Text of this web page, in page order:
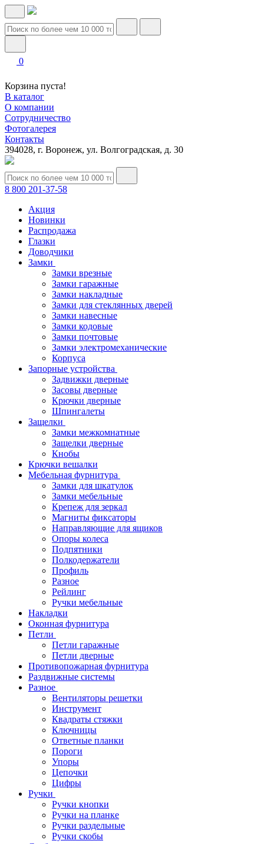
0
Корзина пуста!
В каталог
О компании
Сотрудничество
Фотогалерея
Контакты
394028, г. Воронеж, ул. Волгоградская, д. 30
8 800 201-37-58
Акция
Новинки
Распродажа
Глазки
Доводчики
Замки
Замки врезные
Замки гаражные
Замки накладные
Замки для стеклянных дверей
Замки навесные
Замки кодовые
Замки почтовые
Замки электромеханические
Корпуса
Запорные устройства
Задвижки дверные
Засовы дверные
Крючки дверные
Шпингалеты
Защелки
Замки межкомнатные
Защелки дверные
Кнобы
Крючки вешалки
Мебельная фурнитура
Замки для шкатулок
Замки мебельные
Крепеж для зеркал
Магниты фиксаторы
Направляющие для ящиков
Опоры колеса
Подпятники
Полкодержатели
Профиль
Разное
Рейлинг
Ручки мебельные
Накладки
Оконная фурнитура
Петли
Петли гаражные
Петли дверные
Противопожарная фурнитура
Раздвижные системы
Разное
Вентиляторы решетки
Инструмент
Квадраты стяжки
Ключницы
Ответные планки
Пороги
Упоры
Цепочки
Цифры
Ручки
Ручки кнопки
Ручки на планке
Ручки раздельные
Ручки скобы